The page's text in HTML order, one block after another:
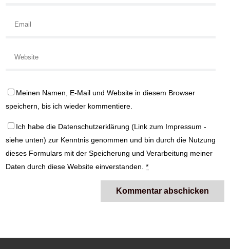
Meinen Namen, E-Mail und Website in diesem Browser
speichern, bis ich wieder kommentiere.
Ich habe die Datenschutzerklärung (Link zum Impressum -
siehe unten) zur Kenntnis genommen und bin durch die Nutzung
dieses Formulars mit der Speicherung und Verarbeitung meiner
Daten durch diese Website einverstanden.*